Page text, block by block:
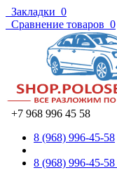
Закладки 0
Сравнение товаров 0
+7 968 996 45 58
8 (968) 996-45-58
8 (968) 996-45-58